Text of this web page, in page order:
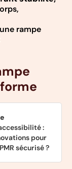
rampe
:
pour
sécurisé ?